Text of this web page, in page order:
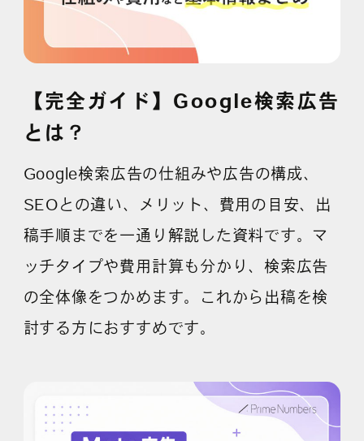
【完全ガイド】Google検索広告
とは？
Google検索広告の仕組みや広告の構成、
SEOとの違い、メリット、費用の目安、出
稿手順までを一通り解説した資料です。マ
ッチタイプや費用計算も分かり、検索広告
の全体像をつかめます。これから出稿を検
討する方におすすめです。